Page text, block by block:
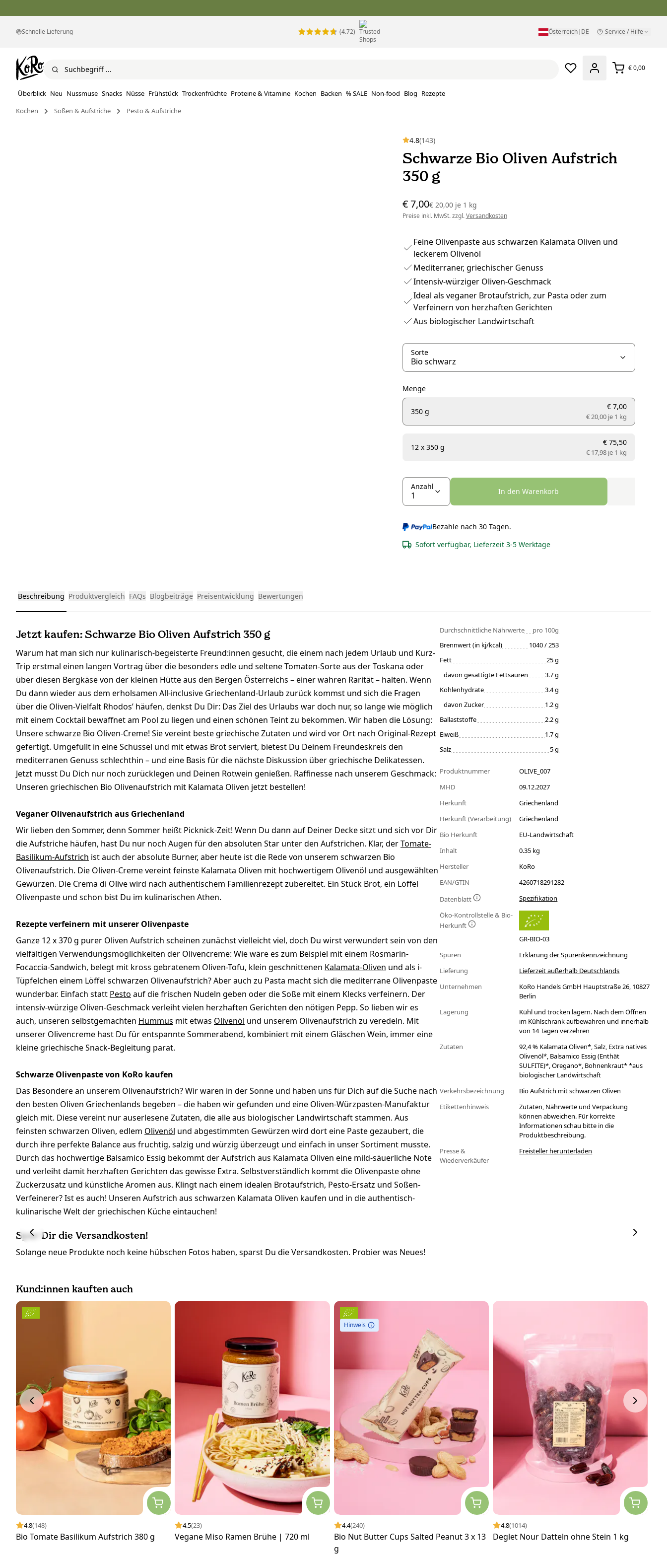
Schnelle Lieferung (4.72) Österreich| DE Service / Hilfe
€ 0,00
Überblick Neu Nussmuse Snacks Nüsse Frühstück Trockenfrüchte Proteine ​​& Vitamine Kochen Backen % SALE Non-food Blog Rezepte
Kochen
Soßen & Aufstriche Pesto & Aufstriche
4.8(143)
Schwarze Bio Oliven Aufstrich
350 g
€ 7,00€ 20,00 je1 kg
Preise inkl. MwSt. zzgl.Versandkosten
Feine Olivenpaste aus schwarzen Kalamata Oliven und
leckerem Olivenöl
Mediterraner, griechischer Genuss
Intensiv-würziger Oliven-Geschmack
Ideal als veganer Brotaufstrich, zur Pasta oder zum
Verfeinern von herzhaften Gerichten
Aus biologischer Landwirtschaft
Sorte
Menge
350 g
€ 7,00
€ 20,00 je1 kg
12 x 350 g
€ 75,50
€ 17,98 je1 kg
Anzahl
In den Warenkorb
Bezahle nach 30 Tagen.
Sofort verfügbar, Lieferzeit 3-5 Werktage
Beschreibung Produktvergleich FAQs Blogbeiträge Preisentwicklung Bewertungen
Jetzt kaufen: Schwarze Bio Oliven Aufstrich 350 g
Warum hat man sich nur kulinarisch-begeisterte Freund:innen gesucht, die einem nach jedem Urlaub und Kurz-
Trip erstmal einen langen Vortrag über die besonders edle und seltene Tomaten-Sorte aus der Toskana oder
über diesen Bergkäse von der kleinen Hütte aus den Bergen Österreichs – einer wahren Rarität – halten. Wenn
Du dann wieder aus dem erholsamen All-inclusive Griechenland-Urlaub zurück kommst und sich die Fragen
über die Oliven-Vielfalt Rhodos’ häufen, denkst Du Dir: Das Ziel des Urlaubs war doch nur, so lange wie möglich
mit einem Cocktail bewaffnet am Pool zu liegen und einen schönen Teint zu bekommen. Wir haben die Lösung:
Unsere schwarze Bio Oliven-Creme! Sie vereint beste griechische Zutaten und wird vor Ort nach Original-Rezept
gefertigt. Umgefüllt in eine Schüssel und mit etwas Brot serviert, bietest Du Deinem Freundeskreis den
mediterranen Genuss schlechthin – und eine Basis für die nächste Diskussion über griechische Delikatessen.
Jetzt musst Du Dich nur noch zurücklegen und Deinen Rotwein genießen. Raffinesse nach unserem Geschmack:
Unseren griechischen Bio Olivenaufstrich mit Kalamata Oliven jetzt bestellen!
Veganer Olivenaufstrich aus Griechenland
Wir lieben den Sommer, denn Sommer heißt Picknick-Zeit! Wenn Du dann auf Deiner Decke sitzt und sich vor Dir
die Aufstriche häufen, hast Du nur noch Augen für den absoluten Star unter den Aufstrichen. Klar, derTomate-
Basilikum-Aufstrich ist auch der absolute Burner, aber heute ist die Rede von unserem schwarzen Bio
Olivenaufstrich. Die Oliven-Creme vereint feinste Kalamata Oliven mit hochwertigem Olivenöl und ausgewählten
Gewürzen. Die Crema di Olive wird nach authentischem Familienrezept zubereitet. Ein Stück Brot, ein Löffel
Olivenpaste und schon bist Du im kulinarischen Athen.
Rezepte verfeinern mit unserer Olivenpaste
Ganze 12 x 370 g purer Oliven Aufstrich scheinen zunächst vielleicht viel, doch Du wirst verwundert sein von den
vielfältigen Verwendungsmöglichkeiten der Olivencreme: Wie wäre es zum Beispiel mit einem Rosmarin-
Focaccia-Sandwich, belegt mit kross gebratenem Oliven-Tofu, klein geschnittenen Kalamata-Oliven und als i-
Tüpfelchen einem Löffel schwarzen Olivenaufstrich? Aber auch zu Pasta macht sich die mediterrane Olivenpaste
wunderbar. Einfach statt Pesto auf die frischen Nudeln geben oder die Soße mit einem Klecks verfeinern. Der
intensiv-würzige Oliven-Geschmack verleiht vielen herzhaften Gerichten den nötigen Pepp. So lieben wir es
auch, unseren selbstgemachten Hummus mit etwas Olivenöl und unserem Olivenaufstrich zu veredeln. Mit
unserer Olivencreme hast Du für entspannte Sommerabend, kombiniert mit einem Gläschen Wein, immer eine
kleine griechische Snack-Begleitung parat.
Schwarze Olivenpaste von KoRo kaufen
Das Besondere an unserem Olivenaufstrich? Wir waren in der Sonne und haben uns für Dich auf die Suche nach
den besten Oliven Griechenlands begeben – die haben wir gefunden und eine Oliven-Würzpasten-Manufaktur
gleich mit. Diese vereint nur auserlesene Zutaten, die alle aus biologischer Landwirtschaft stammen. Aus
feinsten schwarzen Oliven, edlem Olivenöl und abgestimmten Gewürzen wird dort eine Paste gezaubert, die
durch ihre perfekte Balance aus fruchtig, salzig und würzig überzeugt und einfach in unser Sortiment musste.
Durch das hochwertige Balsamico Essig bekommt der Aufstrich aus Kalamata Oliven eine mild-säuerliche Note
und verleiht damit herzhaften Gerichten das gewisse Extra. Selbstverständlich kommt die Olivenpaste ohne
Zuckerzusatz und künstliche Aromen aus. Klingt nach einem idealen Brotaufstrich, Pesto-Ersatz und Soßen-
Verfeinerer? Ist es auch! Unseren Aufstrich aus schwarzen Kalamata Oliven kaufen und in die authentisch-
kulinarische Welt der griechischen Küche eintauchen!
Durchschnittliche Nährwerte
pro 100g
Brennwert (in kj/kcal)
1040 / 253
Fett
25 g
davon gesättigte Fettsäuren
3.7 g
Kohlenhydrate
3.4 g
davon Zucker
1.2 g
Ballaststoffe
2.2 g
Eiweiß
1.7 g
Salz
5 g
Produktnummer
OLIVE_007
MHD
09.12.2027
Herkunft
Griechenland
Herkunft (Verarbeitung)
Griechenland
Bio Herkunft
EU-Landwirtschaft
Inhalt
0.35 kg
Hersteller
KoRo
EAN/GTIN
4260718291282
Datenblatt
Spezifikation
Öko-Kontrollstelle & Bio-
Herkunft
GR-BIO-03
Spuren
Erklärung der Spurenkennzeichnung
Lieferung
Lieferzeit außerhalb Deutschlands
Unternehmen
KoRo Handels GmbH Hauptstraße 26, 10827
Berlin
Lagerung
Kühl und trocken lagern. Nach dem Öffnen
im Kühlschrank aufbewahren und innerhalb
von 14 Tagen verzehren
Zutaten
92,4 % Kalamata Oliven*, Salz, Extra natives
Olivenöl*, Balsamico Essig (Enthät
SULFITE)*, Oregano*, Bohnenkraut* *aus
biologischer Landwirtschaft
Verkehrsbezeichnung
Bio Aufstrich mit schwarzen Oliven
Etikettenhinweis
Zutaten, Nährwerte und Verpackung
können abweichen. Für korrekte
Informationen schau bitte in die
Produktbeschreibung.
Presse &
Wiederverkäufer
Freisteller herunterladen
Spar Dir die Versandkosten!
Solange neue Produkte noch keine hübschen Fotos haben, sparst Du die Versandkosten. Probier was Neues!
Kund:innen kauften auch
4.8(148)
Bio Tomate Basilikum Aufstrich 380 g
4.5(23)
Vegane Miso Ramen Brühe | 720 ml
Hinweis
4.4(240)
Bio Nut Butter Cups Salted Peanut 3 x 13
g
4.8(1014)
Deglet Nour Datteln ohne Stein 1 kg